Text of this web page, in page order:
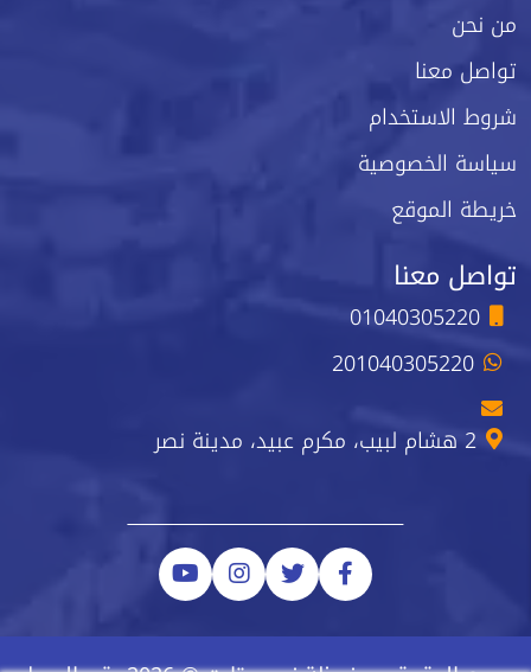
من نحن
تواصل معنا
شروط الاستخدام
سياسة الخصوصية
خريطة الموقع
تواصل معنا
01040305220
201040305220
2 هشام لبيب، مكرم عبيد، مدينة نصر